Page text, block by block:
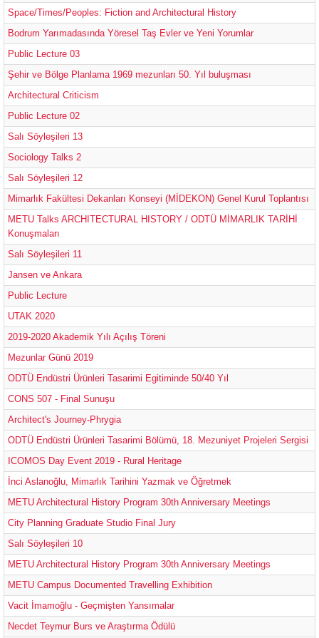
Space/Times/Peoples: Fiction and Architectural History
Bodrum Yarımadasında Yöresel Taş Evler ve Yeni Yorumlar
Public Lecture 03
Şehir ve Bölge Planlama 1969 mezunları 50. Yıl buluşması
Architectural Criticism
Public Lecture 02
Salı Söyleşileri 13
Sociology Talks 2
Salı Söyleşileri 12
Mimarlık Fakültesi Dekanları Konseyi (MİDEKON) Genel Kurul Toplantısı
METU Talks ARCHITECTURAL HISTORY / ODTÜ MİMARLIK TARİHİ
Konuşmaları
Salı Söyleşileri 11
Jansen ve Ankara
Public Lecture
UTAK 2020
2019-2020 Akademik Yılı Açılış Töreni
Mezunlar Günü 2019
ODTÜ Endüstri Ürünleri Tasarimi Egitiminde 50/40 Yıl
CONS 507 - Final Sunuşu
Architect's Journey-Phrygia
ODTÜ Endüstri Ürünleri Tasarimi Bölümü, 18. Mezuniyet Projeleri Sergisi
ICOMOS Day Event 2019 - Rural Heritage
İnci Aslanoğlu, Mimarlık Tarihini Yazmak ve Öğretmek
METU Architectural History Program 30th Anniversary Meetings
City Planning Graduate Studio Final Jury
Salı Söyleşileri 10
METU Architectural History Program 30th Anniversary Meetings
METU Campus Documented Travelling Exhibition
Vacit İmamoğlu - Geçmişten Yansımalar
Necdet Teymur Burs ve Araştırma Ödülü